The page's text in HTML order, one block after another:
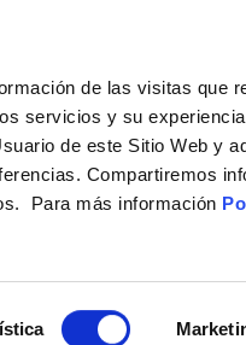
de las visitas que
servicios y su
de este Sitio Web y
Compartiremos
Para más información